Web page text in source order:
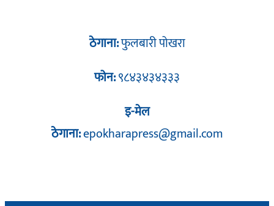
ठेगाना:फुलबारी पोखरा
फोन:९८४३४३४३३३
इ-मेल
ठेगाना:epokharapress@gmail.com